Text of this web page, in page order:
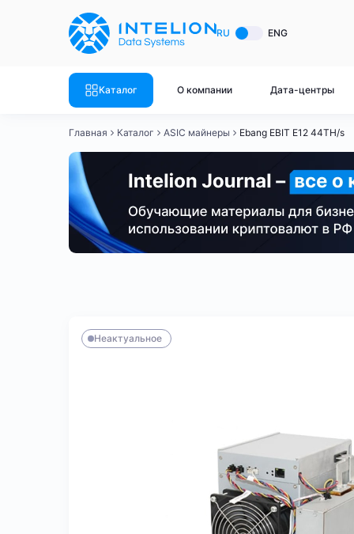
RU ENG
Каталог О компании Дата-центры
ASIC майнеры
Canaan
Innosilicon
Готовый
Готовый
Готовый
Готовый
Готовый
Главная Каталог ASIC майнеры Ebang EBIT E12 44TH/s
Неактуальное